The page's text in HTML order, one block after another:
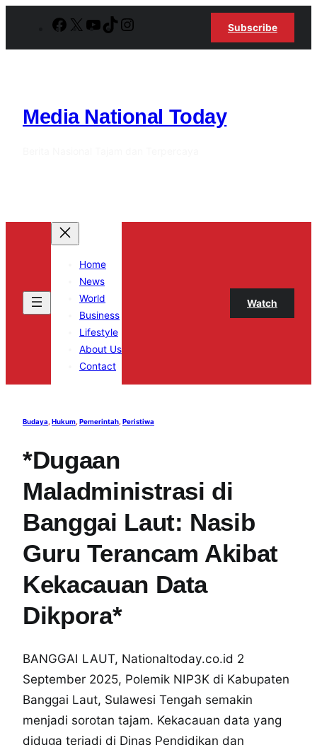
konten
Facebook
X YouTube
TikTok Subscribe
Media National Today
Home
News
World
Business
Lifestyle
About Us
Contact
Watch
Budaya Hukum Pemerintah Peristiwa
*Dugaan
Maladministrasi di
Banggai Laut: Nasib
Guru Terancam Akibat
Kekacauan Data
Dikpora*
BANGGAI LAUT, Nationaltoday.co.id 2
September 2025, Polemik NIP3K di Kabupaten
Banggai Laut, Sulawesi Tengah semakin
menjadi sorotan tajam. Kekacauan data yang
diduga terjadi di Dinas Pendidikan dan